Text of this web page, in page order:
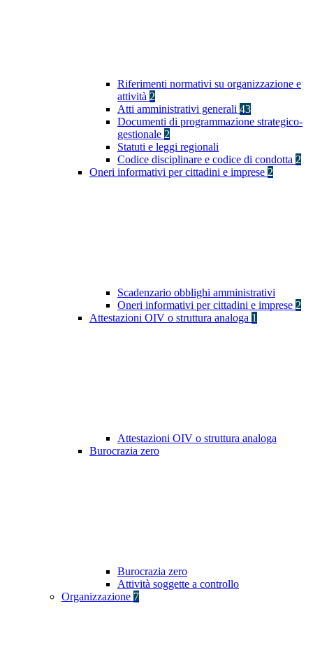
Riferimenti normativi su organizzazione e
attività 2
Atti amministrativi generali 43
Documenti di programmazione strategico-
gestionale 2
Statuti e leggi regionali
Codice disciplinare e codice di condotta 2
Oneri informativi per cittadini e imprese 2
Scadenzario obblighi amministrativi
Oneri informativi per cittadini e imprese 2
Attestazioni OIV o struttura analoga 1
Attestazioni OIV o struttura analoga
Burocrazia zero
Burocrazia zero
Attività soggette a controllo
Organizzazione 7